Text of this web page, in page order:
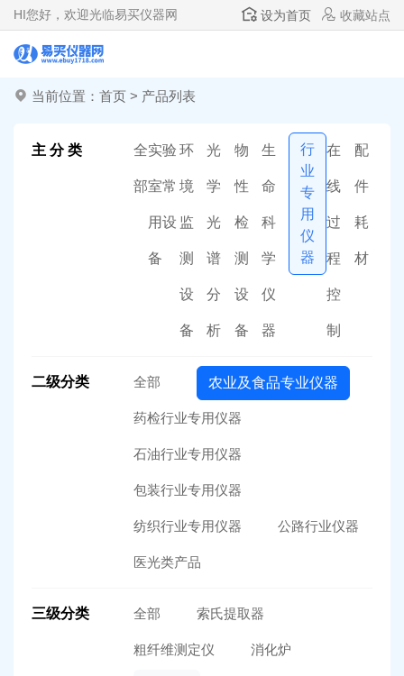
HI您好，欢迎光临易买仪器网 设为首页 收藏站点
当前位置： 首页 > 产品列表
主 分 类 全
部
实验
室常
用设
备
环
境
监
测
设
备
光
学
光
谱
分
析
物
性
检
测
设
备
生
命
科
学
仪
器
行
业
专
用
仪
器
在
线
过
程
控
制
配
件
耗
材
二级分类 全部 农业及食品专业仪器
药检行业专用仪器
石油行业专用仪器
包装行业专用仪器
纺织行业专用仪器 公路行业仪器
医光类产品
三级分类 全部 索氏提取器
粗纤维测定仪 消化炉